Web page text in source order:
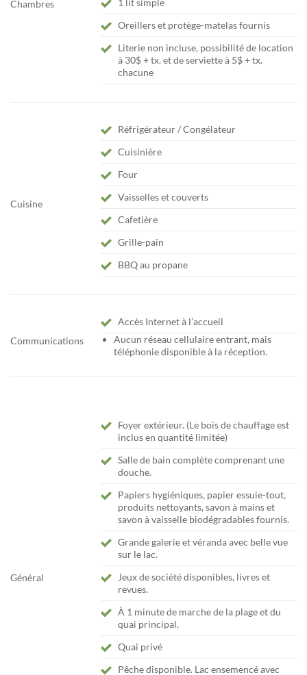
Chambres
Oreillers et protège-matelas fournis
Literie non incluse, possibilité de location
à 30$ + tx. et de serviette à 5$ + tx.
chacune
Cuisine
Réfrigérateur / Congélateur
Cuisinière
Four
Vaisselles et couverts
Cafetière
Grille-pain
BBQ au propane
Communications
Accès Internet à l’accueil
Aucun réseau cellulaire entrant, mais
téléphonie disponible à la réception.
Général
Foyer extérieur. (Le bois de chauffage est
inclus en quantité limitée)
Salle de bain complète comprenant une
douche.
Papiers hygiéniques, papier essuie-tout,
produits nettoyants, savon à mains et
savon à vaisselle biodégradables fournis.
Grande galerie et véranda avec belle vue
sur le lac.
Jeux de société disponibles, livres et
revues.
À 1 minute de marche de la plage et du
quai principal.
Quai privé
Pêche disponible. Lac ensemencé avec